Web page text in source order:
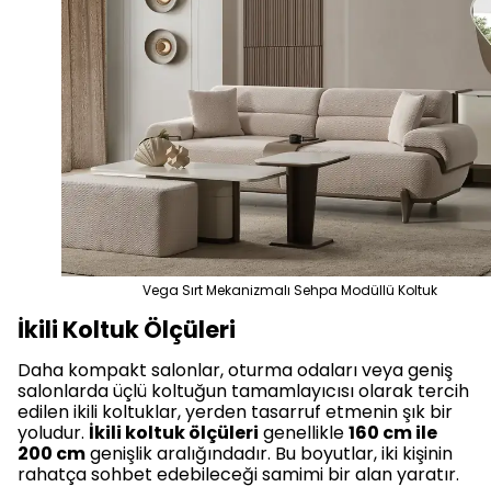
Vega Sırt Mekanizmalı Sehpa Modüllü Koltuk
İkili Koltuk Ölçüleri
Daha kompakt salonlar, oturma odaları veya geniş
salonlarda üçlü koltuğun tamamlayıcısı olarak tercih
edilen ikili koltuklar, yerden tasarruf etmenin şık bir
yoludur. İkili koltuk ölçüleri genellikle160 cm ile
200 cmgenişlik aralığındadır. Bu boyutlar, iki kişinin
rahatça sohbet edebileceği samimi bir alan yaratır.